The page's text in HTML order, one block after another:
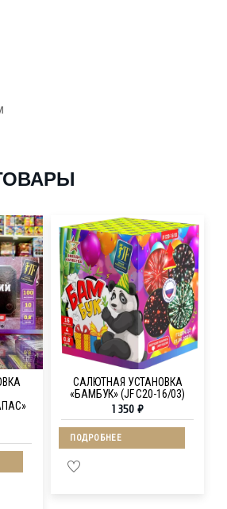
САЛЮТНАЯ УСТАНОВКА
«БАМБУК» (JF C20-16/03)
1 350 ₽
ПОДРОБНЕЕ